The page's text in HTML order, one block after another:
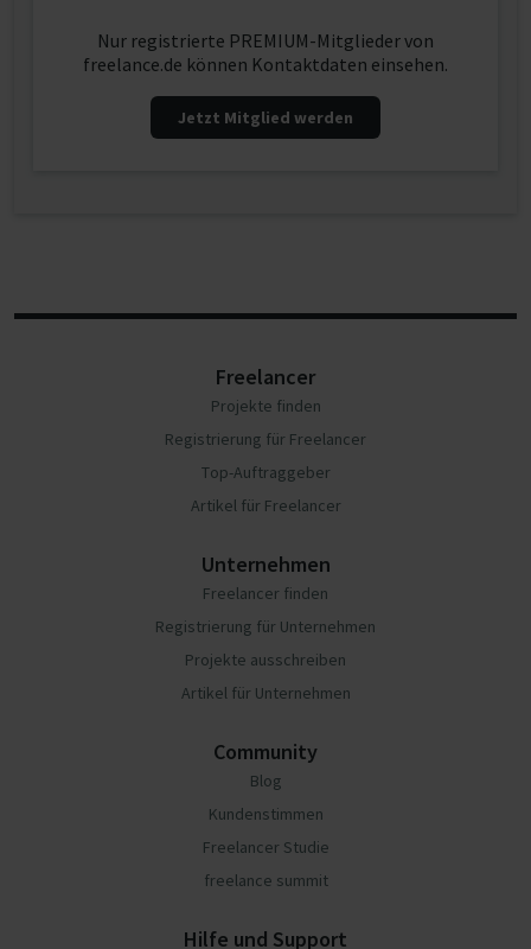
Nur registrierte PREMIUM-Mitglieder von
freelance.de können Kontaktdaten einsehen.
Jetzt Mitglied werden
Freelancer
Projekte finden
Registrierung für Freelancer
Top-Auftraggeber
Artikel für Freelancer
Unternehmen
Freelancer finden
Registrierung für Unternehmen
Projekte ausschreiben
Artikel für Unternehmen
Community
Blog
Kundenstimmen
Freelancer Studie
freelance summit
Hilfe und Support